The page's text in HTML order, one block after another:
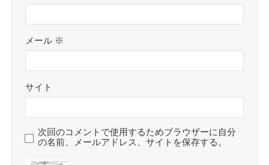
メール ※
サイト
次回のコメントで使用するためブラウザーに自分
の名前、メールアドレス、サイトを保存する。